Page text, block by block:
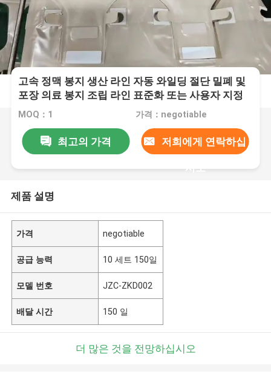
고속 정맥 봉지 생산 라인 자동 와일딩 절단 밀폐 및
포장 의료 봉지 조립 라인 표준화 또는 사용자 지정
제작 JZC-ZKD002
MOQ：1 가격：negotiable
최고의 가격 저희에게 연락하십
시오
제품 설명
가격 negotiable
공급 능력 10 세트 150일
모델 번호 JZC-ZKD002
배달 시간 150 일
더 많은 것을 전망하십시오